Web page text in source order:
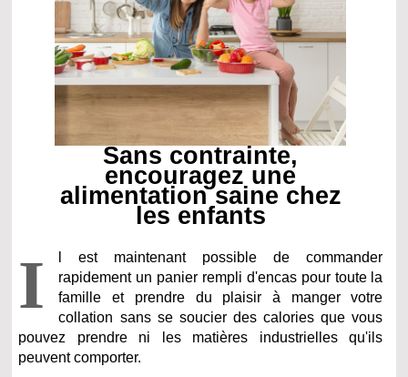
Sans contrainte,
encouragez une
alimentation saine chez
les enfants
I
l est maintenant possible de commander
rapidement un panier rempli d'encas pour toute la
famille et prendre du plaisir à manger votre
collation sans se soucier des calories que vous
pouvez prendre ni les matières industrielles qu'ils
peuvent comporter.